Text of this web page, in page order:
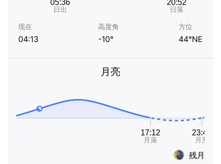
现在
04:13
高度角
-10°
方位
44°NE
月亮
残月